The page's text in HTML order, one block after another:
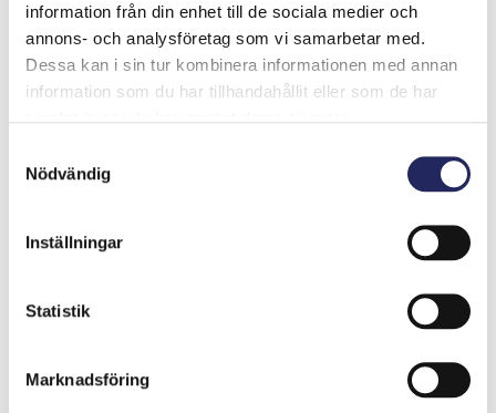
information från din enhet till de sociala medier och
annons- och analysföretag som vi samarbetar med.
Dessa kan i sin tur kombinera informationen med annan
information som du har tillhandahållit eller som de har
Nödvändig
Inställningar
Statistik
Marknadsföring
Tiimin lahjoitukset yhteensä:
0 €